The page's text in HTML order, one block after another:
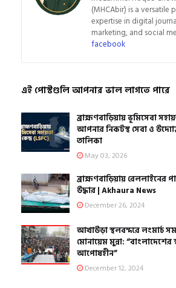
(MHCAbir) is a versatile
expertise in digital
marketing, and social
facebook
এই পোস্টগুলি আপনার ভাল লাগতে পারে
ব্রাহ্মণবাড়িয়ায় ভূমিসেবা
আপনার নিকটস্থ সেবা ও
তালিকা
May 03, 2026
ব্রাহ্মণবাড়িয়ায় রেললাইনের
উদ্ধার | Akhaura News
December 26, 2024
আখাউড়া স্থলবন্দরে লংমার্চ
মোনায়েম মুন্না: “বাংলাদেশের
আপোষহীন”
December 12, 2024